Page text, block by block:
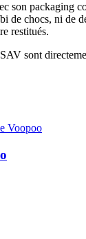
son packaging
de chocs, ni de
restitués.
sont